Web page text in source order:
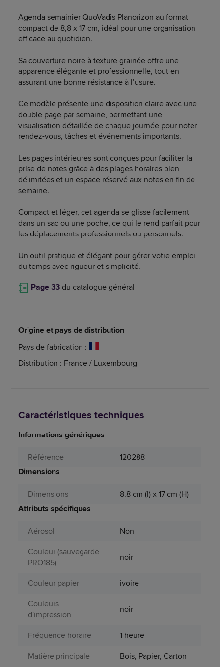
Agenda semainier QuoVadis Planorizon au format
compact de 8,8 x 17 cm, idéal pour une organisation
efficace au quotidien.
Sa couverture noire à texture grainée offre une
apparence élégante et professionnelle, tout en
assurant une bonne résistance à l’usure.
Ce modèle présente une disposition claire avec une
double page par semaine, permettant une
visualisation détaillée de chaque journée pour noter
rendez-vous, tâches et événements importants.
Les pages intérieures sont conçues pour faciliter la
prise de notes grâce à des plages horaires bien
délimitées et un espace réservé aux notes en fin de
semaine.
Compact et léger, cet agenda se glisse facilement
dans un sac ou une poche, ce qui le rend parfait pour
les déplacements professionnels ou personnels.
Un outil pratique et élégant pour gérer votre emploi
du temps avec rigueur et simplicité.
Page 33 du catalogue général
Origine et pays de distribution
Pays de fabrication :
Distribution : France / Luxembourg
Caractéristiques techniques
Informations génériques
Référence
120288
Dimensions
Dimensions
8.8 cm (l) x 17 cm (H)
Attributs spécifiques
Aérosol
Non
Couleur (sauvegarde
PRO185)
noir
Couleur papier
ivoire
Couleurs
d'impression
noir
Fréquence horaire
1 heure
Matière principale
Bois, Papier, Carton